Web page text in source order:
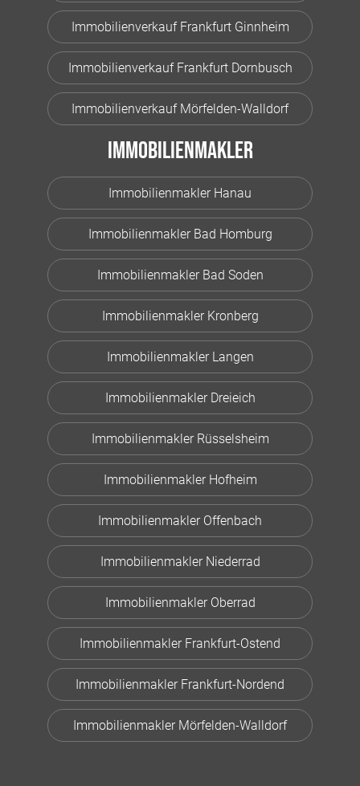
Immobilienverkauf Frankfurt Ginnheim
Immobilienverkauf Frankfurt Dornbusch
Immobilienverkauf Mörfelden-Walldorf
Immobilienmakler
Immobilienmakler Hanau
Immobilienmakler Bad Homburg
Immobilienmakler Bad Soden
Immobilienmakler Kronberg
Immobilienmakler Langen
Immobilienmakler Dreieich
Immobilienmakler Rüsselsheim
Immobilienmakler Hofheim
Immobilienmakler Offenbach
Immobilienmakler Niederrad
Immobilienmakler Oberrad
Immobilienmakler Frankfurt-Ostend
Immobilienmakler Frankfurt-Nordend
Immobilienmakler Mörfelden-Walldorf